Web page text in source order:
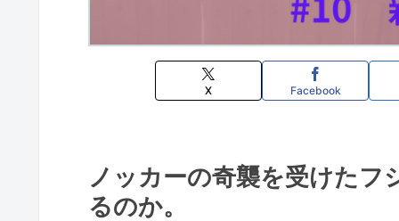
X Facebook
ノッカーの奇襲を受けたフ
るのか。